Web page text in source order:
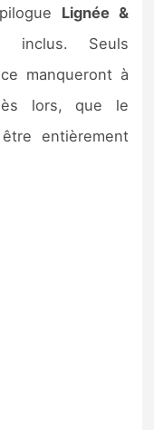
Lignée &
inclus. Seuls
manqueront à
lors, que le
entièrement